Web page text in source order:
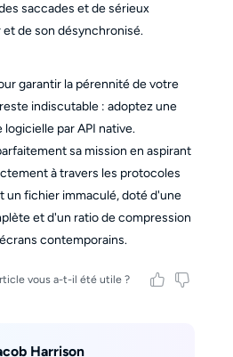
saccades et de sérieux
de son désynchronisé.
garantir la pérennité de votre
indiscutable : adoptez une
par API native.
sa mission en aspirant
à travers les protocoles
un fichier immaculé, doté d'une
et d'un ratio de compression
contemporains.
vous a-t-il été utile ?
Harrison